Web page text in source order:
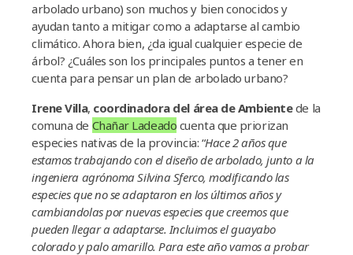
arbolado urbano) son muchos y bien conocidos y
ayudan tanto a mitigar como a adaptarse al cambio
climático. Ahora bien, ¿da igual cualquier especie de
árbol? ¿Cuáles son los principales puntos a tener en
cuenta para pensar un plan de arbolado urbano?
Irene Villa, coordinadora del área de Ambientede la
comuna de Chañar Ladeado cuenta que priorizan
especies nativas de la provincia: “Hace 2 años que
estamos trabajando con el diseño de arbolado, junto a la
ingeniera agrónoma Silvina Sferco, modificando las
especies que no se adaptaron en los últimos años y
cambiandolas por nuevas especies que creemos que
pueden llegar a adaptarse. Incluimos el guayabo
colorado y palo amarillo. Para este año vamos a probar